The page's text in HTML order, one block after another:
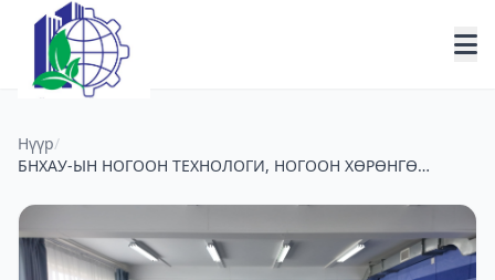
Нүүр/
БНХАУ-ЫН НОГООН ТЕХНОЛОГИ, НОГООН ХӨРӨНГӨ
ЛАРИТЕК ХХК-ЫН ТӨЛӨӨЛЛҮҮДИЙГ ХҮЛЭЭН АВЧ
УУЛЗЛАА.